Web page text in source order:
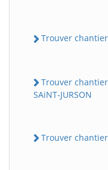
Trouver
Trouver chantier
SAiNT-JURSON
Trouver